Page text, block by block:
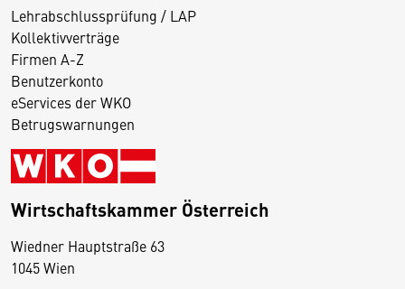
Lehrabschlussprüfung / LAP
Kollektivverträge
Firmen A-Z
Benutzerkonto
eServices der WKO
Betrugswarnungen
Wirtschaftskammer Österreich
Wiedner Hauptstraße 63
1045 Wien
D